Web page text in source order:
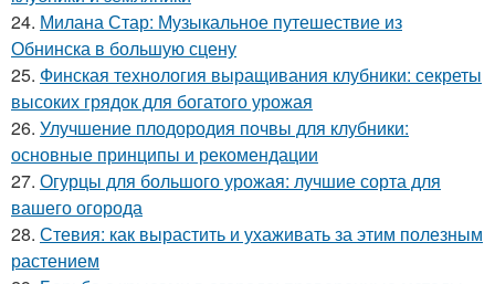
24. Милана Стар: Музыкальное путешествие из
Обнинска в большую сцену
25. Финская технология выращивания клубники: секреты
высоких грядок для богатого урожая
26. Улучшение плодородия почвы для клубники:
основные принципы и рекомендации
27. Огурцы для большого урожая: лучшие сорта для
вашего огорода
28. Стевия: как вырастить и ухаживать за этим полезным
растением